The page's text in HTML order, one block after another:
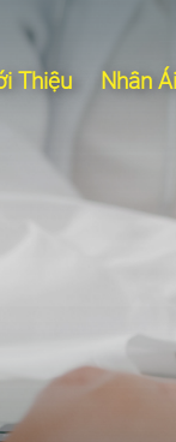
Thiệu Nhân Ái